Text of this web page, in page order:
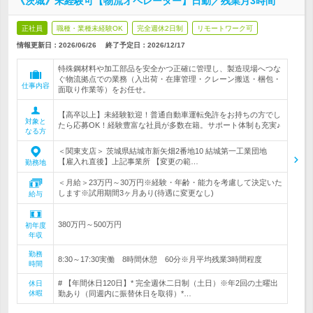
正社員 職種・業種未経験OK 完全週休2日制 リモートワーク可
情報更新日：2026/06/26 終了予定日： 2026/12/17
仕事内容
特殊鋼材料や加工部品を安全かつ正確に管理し、製造現場へつな
ぐ物流拠点での業務（入出荷・在庫管理・クレーン搬送・梱包・
面取り作業等）をお任せ。
対象と
なる方
【高卒以上】未経験歓迎！普通自動車運転免許をお持ちの方でし
たら応募OK！経験豊富な社員が多数在籍。サポート体制も充実♪
勤務地
＜関東支店＞ 茨城県結城市新矢畑2番地10 結城第一工業団地
【雇入れ直後】上記事業所 【変更の範…
給与
＜月給＞23万円～30万円※経験・年齢・能力を考慮して決定いた
します※試用期間3ヶ月あり(待遇に変更なし)
初年度
年収
380万円～500万円
勤務
時間
8:30～17:30実働 8時間休憩 60分※月平均残業3時間程度
休日
休暇
# 【年間休日120日】* 完全週休二日制（土日）※年2回の土曜出
勤あり（同週内に振替休日を取得）*…